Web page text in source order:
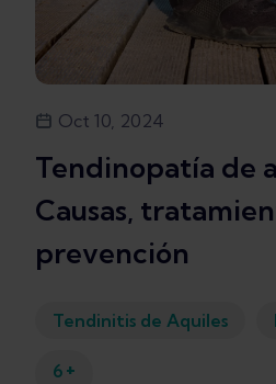
Oct 10, 2024
Tendinopatía de
Causas,
prevención
Tendinitis de Aquiles
6 +